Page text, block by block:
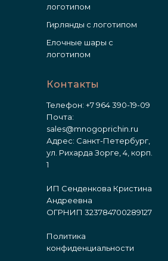
логотипом
Гирлянды с логотипом
Елочные шары с
логотипом
Контакты
Телефон: +7 964 390-19-09
Почта:
sales@mnogoprichin.ru
Адрес: Санкт-Петербург,
ул. Рихарда Зорге, 4, корп.
1
ИП Сенденкова Кристина
Андреевна
ОГРНИП 323784700289127
Политика
конфиденциальности